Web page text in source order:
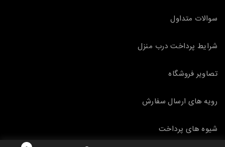
سوالات متداول
شرایط پرداخت درب منزل
تصاویر فروشگاه
رویه های ارسال سفارش
شیوه های پرداخت